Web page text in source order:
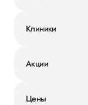
Клиники
Акции
Цены